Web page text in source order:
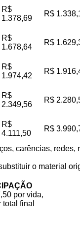
R$
1.378,69
R$
R$
1.678,64
R$
R$
1.974,42
R$
R$
2.349,56
R$
R$
4.111,50
R$
carências,
o material
por vida,
final